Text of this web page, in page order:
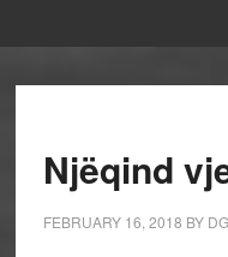
Njëqind
FEBRUARY 16, 2018 BY